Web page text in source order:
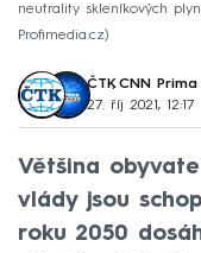
neutrality skleníkových
Profimedia.cz
ČTK, CNN Prima
27. říj 2021, 12:17
Většina
vlády jsou
roku 2050